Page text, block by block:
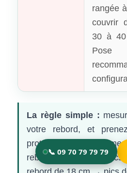
rangée
couvrir
30 à
Pose
La règle simple :
votre rebord, et
protection
rebord de 12 cm → pics